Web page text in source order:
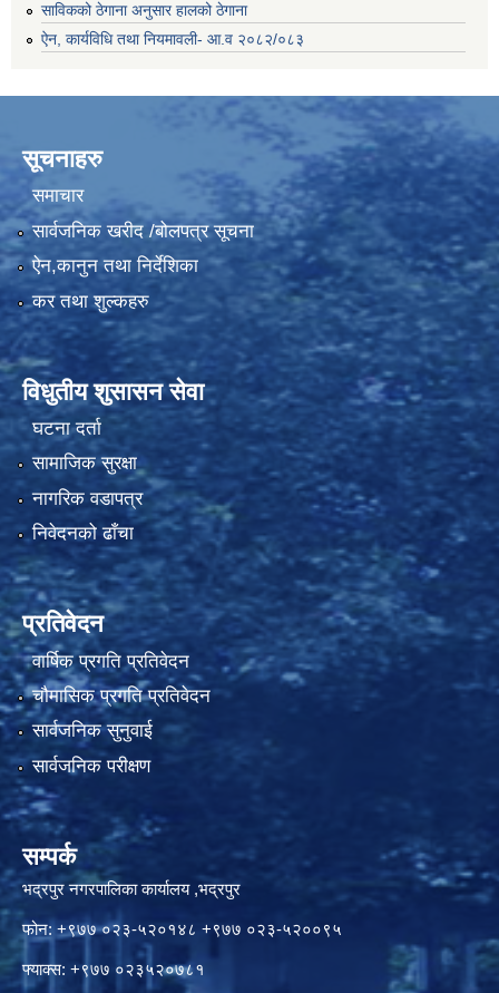
साविकको ठेगाना अनुसार हालको ठेगाना
ऐन, कार्यविधि तथा नियमावली- आ.व २०८२/०८३
सूचनाहरु
समाचार
सार्वजनिक खरीद /बोलपत्र सूचना
ऐन,कानुन तथा निर्देशिका
कर तथा शुल्कहरु
विधुतीय शुसासन सेवा
घटना दर्ता
सामाजिक सुरक्षा
नागरिक वडापत्र
निवेदनको ढाँचा
प्रतिवेदन
वार्षिक प्रगति प्रतिवेदन
चौमासिक प्रगति प्रतिवेदन
सार्वजनिक सुनुवाई
सार्वजनिक परीक्षण
सम्पर्क
भद्रपुर नगरपालिका कार्यालय ,भद्रपुर
फोन: +९७७ ०२३-५२०१४८ +९७७ ०२३-५२००९५
फ्याक्स: +९७७ ०२३५२०७८१